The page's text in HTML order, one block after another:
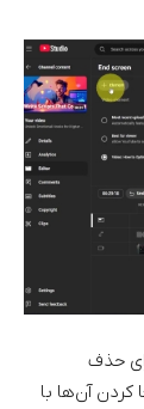
حذف
کردن آن‌ها با